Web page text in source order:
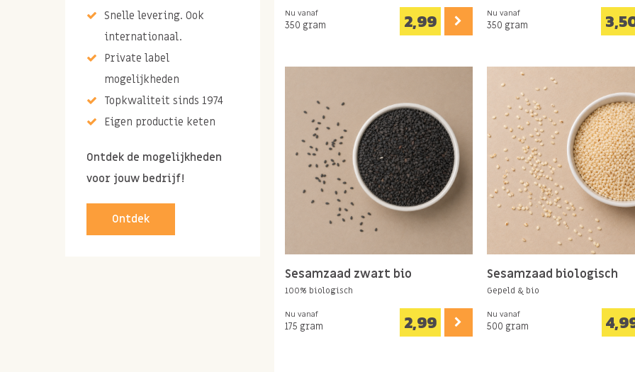
Snelle levering. Ook
internationaal.
Private label
mogelijkheden
Topkwaliteit sinds 1974
Eigen productie keten
Ontdek de mogelijkheden
voor jouw bedrijf!
Ontdek
Nu vanaf
350 gram 2,99 Nu vanaf
350 gram
Sesamzaad zwart bio
100% biologisch
Nu vanaf
175 gram 2,99
Sesamzaad biologisch
Gepeld & bio
Nu vanaf
500 gram